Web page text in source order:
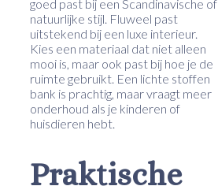
goed past bij een Scandinavische of
natuurlijke stijl. Fluweel past
uitstekend bij een luxe interieur.
Kies een materiaal dat niet alleen
mooi is, maar ook past bij hoe je de
ruimte gebruikt. Een lichte stoffen
bank is prachtig, maar vraagt meer
onderhoud als je kinderen of
huisdieren hebt.
Praktische